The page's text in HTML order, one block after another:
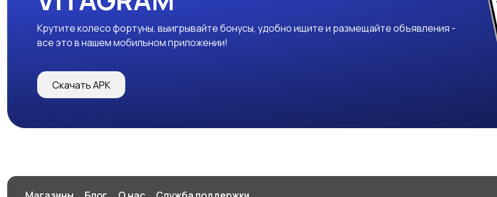
Крутите колесо фортуны, выигрывайте бонусы, удобно ищите и размещайте объявления -
все это в нашем мобильном приложении!
Скачать APK